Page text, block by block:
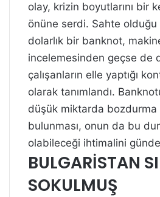
olay, krizin boyutlarını bir
önüne serdi. Sahte
dolarlık bir banknot,
incelemesinden geçse de
çalışanların elle yaptığı
olarak tanımlandı.
düşük miktarda
bulunması, onun da bu
olabileceği ihtimalini
BULGARİSTAN
SOKULMUŞ